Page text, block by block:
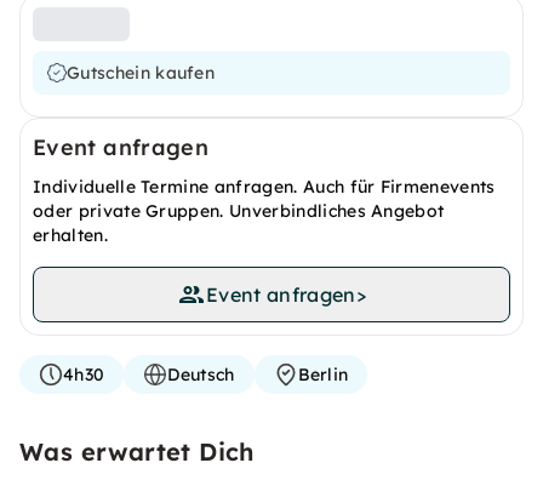
Gutschein kaufen
Event anfragen
Individuelle Termine anfragen. Auch für Firmenevents
oder private Gruppen. Unverbindliches Angebot
erhalten.
Event anfragen>
4h30 Deutsch Berlin
Was erwartet Dich